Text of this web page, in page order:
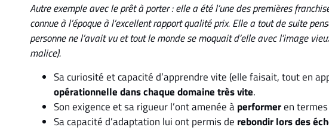
Autre exemple avec le prêt à porter : elle a été l’une des premières
connue à l’époque à l’excellent rapport qualité prix. Elle a tout de suite
personne ne l’avait vu et tout le monde se moquait d’elle avec l’image
malice).
Sa curiosité et capacité d’apprendre vite (elle faisait, tout en
opérationnelle dans chaque domaine très vite.
Son exigence et sa rigueur l’ont amenée àperformeren
Sa capacité d’adaptation lui ont permis de rebondir lors des